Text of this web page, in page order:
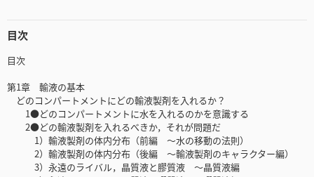
目次
目次
第1章 輸液の基本
どのコンパートメントにどの輸液製剤を入れるか？
1●どのコンパートメントに水を入れるのかを意識する
2●どの輸液製剤を入れるべきか，それが問題だ
1）輸液製剤の体内分布（前編 〜水の移動の法則）
2）輸液製剤の体内分布（後編 〜輸液製剤のキャラクター編）
3）永遠のライバル，晶質液と膠質液 〜晶質液編